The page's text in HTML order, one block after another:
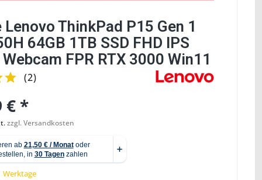
Lenovo ThinkPad P15 Gen 1
64GB 1TB SSD FHD IPS
FPR RTX 3000 Win11
(2)
€ *
zzgl. Versandkosten